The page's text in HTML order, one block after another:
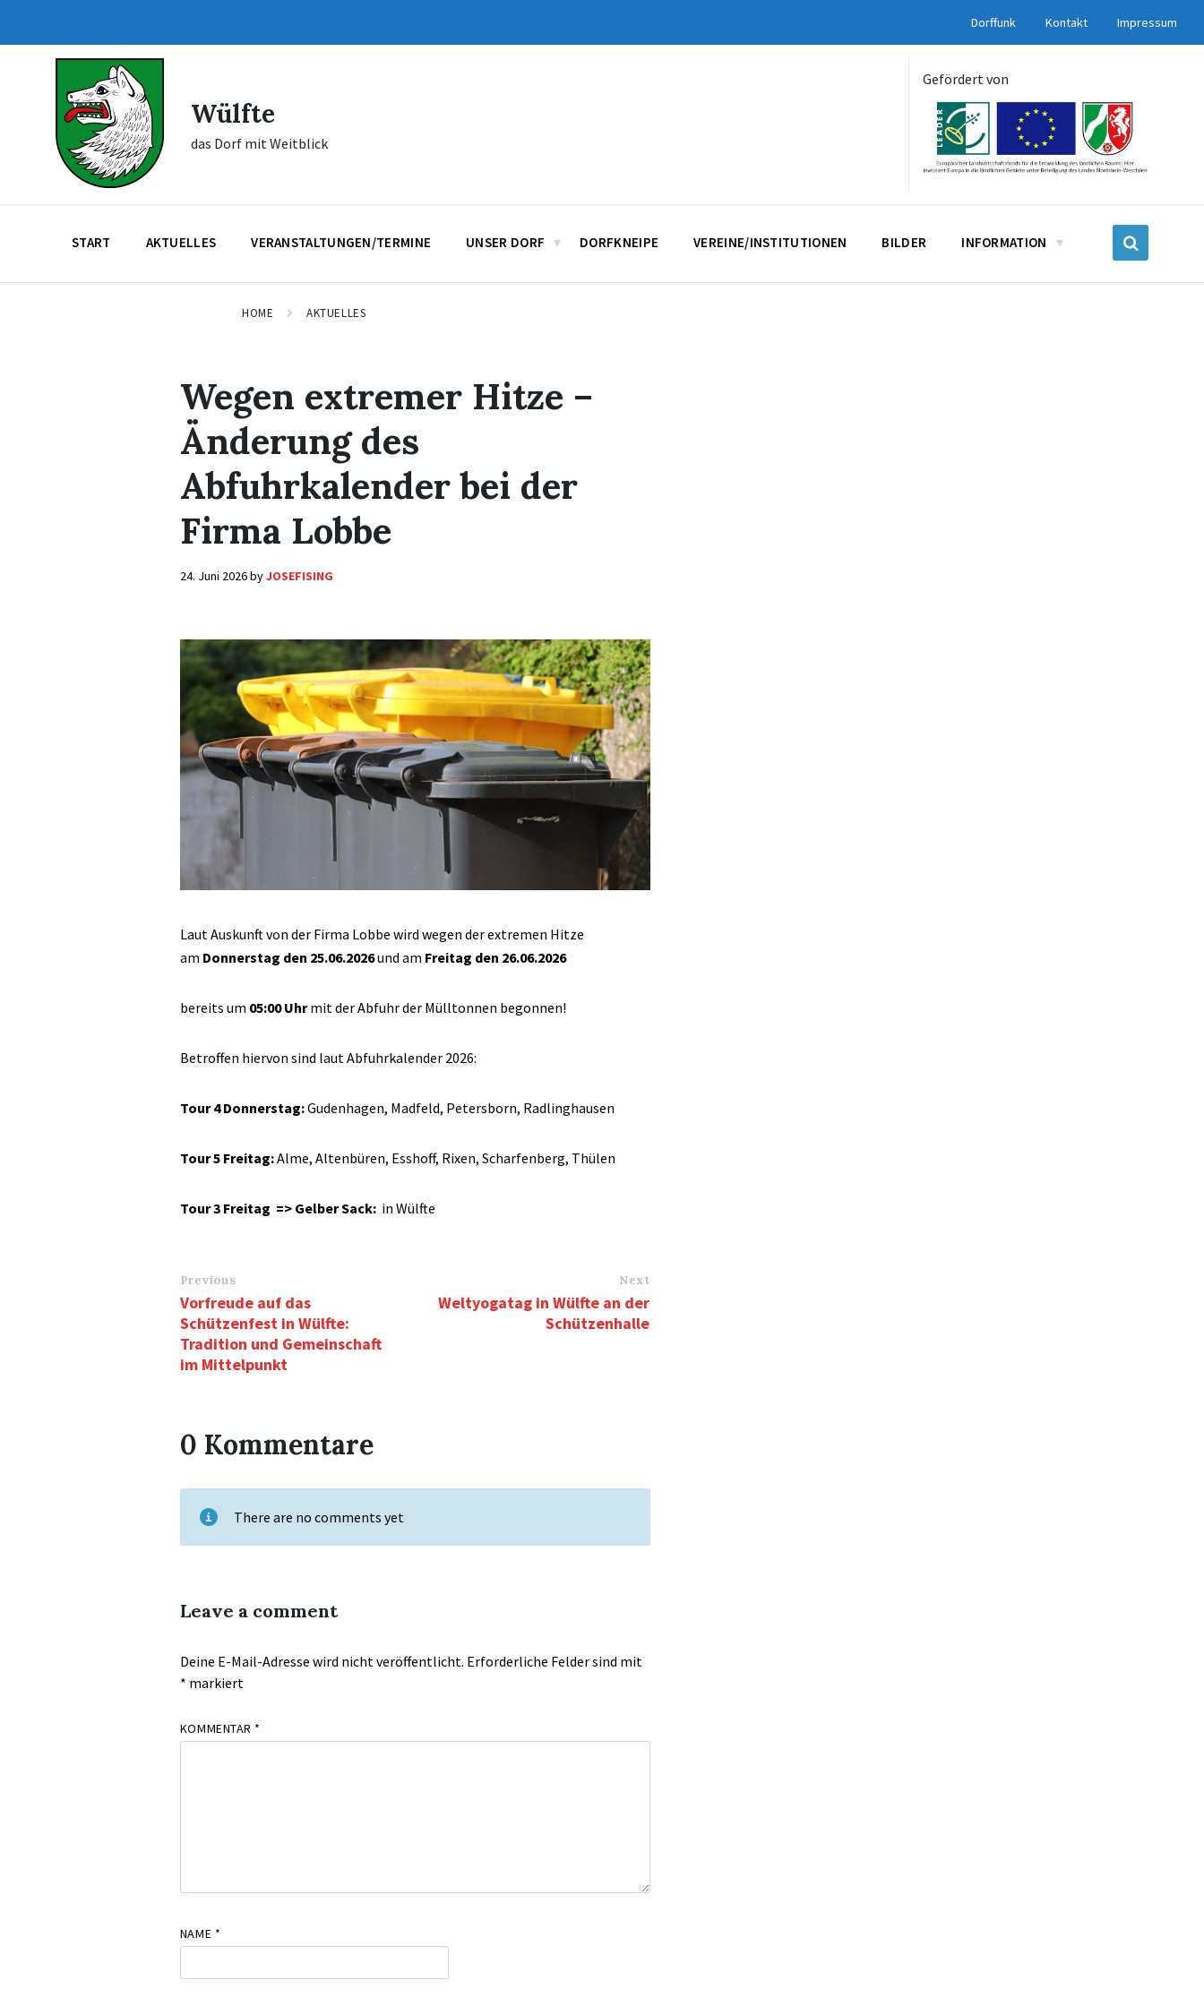
navigation
Dorffunk Kontakt Impressum
Wülfte
das Dorf mit Weitblick
Gefördert von
START AKTUELLES VERANSTALTUNGEN/TERMINE UNSER DORF DORFKNEIPE VEREINE/INSTITUTIONEN BILDER INFORMATION
HOME AKTUELLES
Wegen extremer Hitze –
Änderung des
Abfuhrkalender bei der
Firma Lobbe
24. Juni 2026byJOSEFISING
Laut Auskunft von der Firma Lobbe wird wegen der extremen Hitze
am Donnerstag den 25.06.2026und am Freitag den 26.06.2026
bereits um 05:00 Uhrmit der Abfuhr der Mülltonnen begonnen!
Betroffen hiervon sind laut Abfuhrkalender 2026:
Tour 4 Donnerstag:Gudenhagen, Madfeld, Petersborn, Radlinghausen
Tour 5 Freitag:Alme, Altenbüren, Esshoff, Rixen, Scharfenberg, Thülen
Tour 3 Freitag => Gelber Sack: in Wülfte
Previous
Vorfreude auf das
Schützenfest in Wülfte:
Tradition und Gemeinschaft
im Mittelpunkt
Next
Weltyogatag in Wülfte an der
Schützenhalle
0 Kommentare
There are no comments yet
Leave a comment
Deine E-Mail-Adresse wird nicht veröffentlicht. Erforderliche Felder sind mit
* markiert
KOMMENTAR *
NAME *